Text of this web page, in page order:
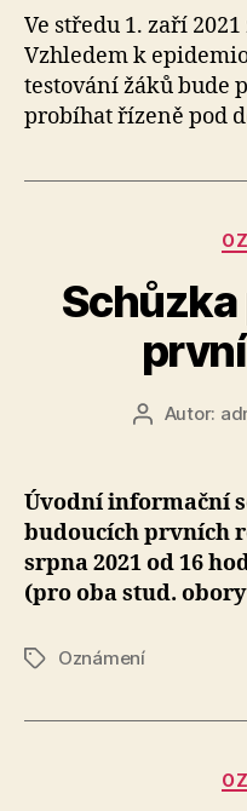
Ve středu 1. zaří
Vzhledem k
testování žáků bude
probíhat řízeně pod
AutorAutor:
Úvodní informační
budoucích prvních
srpna 2021 od 16
(pro oba stud.
ŠtítkyOznámení